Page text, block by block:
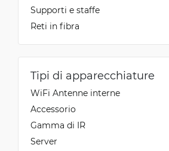
Supporti e staffe
Reti in fibra
Tipi di apparecchiature
WiFi Antenne interne
Accessorio
Gamma di IR
Server